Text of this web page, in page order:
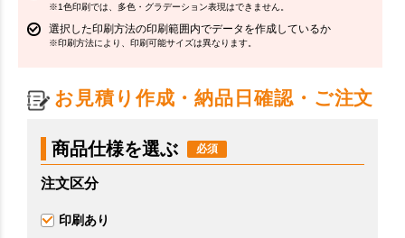
※1色印刷では、多色・グラデーション表現はできません。
選択した印刷方法の印刷範囲内でデータを作成しているか
※印刷方法により、印刷可能サイズは異なります。
お見積り作成・納品日確認・ご注文
商品仕様を選ぶ
注文区分
印刷あり